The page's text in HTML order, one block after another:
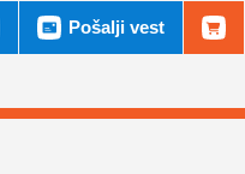
Pošalji vest